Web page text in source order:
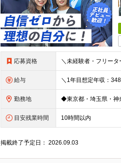
応募資格
給与
勤務地
目安残業時間 10時間以内
掲載終了予定日：2026.09.03